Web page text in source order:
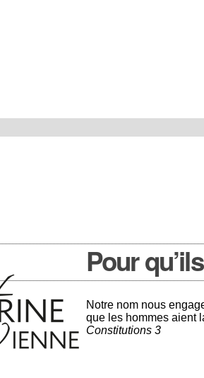
Pour
Notre nom nous
que les hommes aient
Constitutions 3